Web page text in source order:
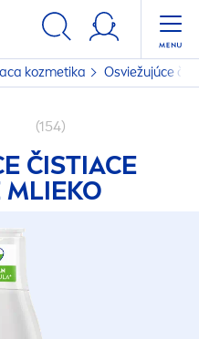
kozmetika Osviežujúce
(154)
ČISTIACE
MLIEKO